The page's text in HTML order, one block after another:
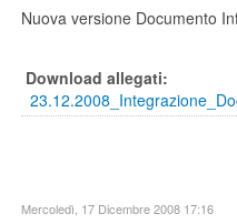
Nuova versione Documento
Download allegati:
Mercoledì, 17 Dicembre 2008 17:16